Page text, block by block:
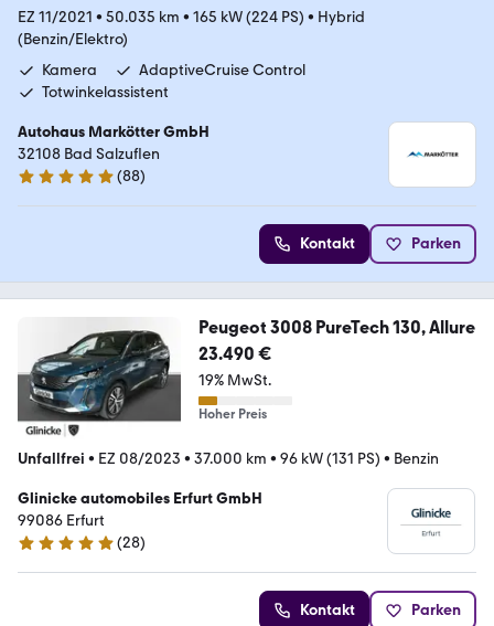
EZ 11/2021 • 50.035 km • 165 kW (224 PS) • Hybrid
(Benzin/Elektro)
Kamera
AdaptiveCruise Control
Totwinkelassistent
Autohaus Markötter GmbH
32108 Bad Salzuflen
5 Sterne
(88)
Kontakt Parken
Peugeot 3008 PureTech 130, Allure
23.490 €
19% MwSt.
Hoher Preis
Unfallfrei • EZ 08/2023 • 37.000 km • 96 kW (131 PS) • Benzin
Glinicke automobiles Erfurt GmbH
99086 Erfurt
4.8 Sterne
(28)
Kontakt Parken